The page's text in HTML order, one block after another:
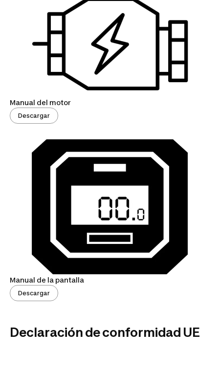
Manual del motor
Descargar
Manual de la pantalla
Descargar
Declaración de conformidad UE